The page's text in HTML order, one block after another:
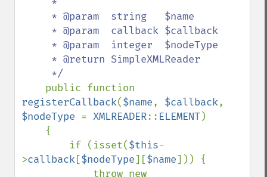
registerCallback($name, $callback
$nodeType = XMLREADER:: ELEMENT)
        if (isset(
$this-
>callback[$nodeType][$name])) {